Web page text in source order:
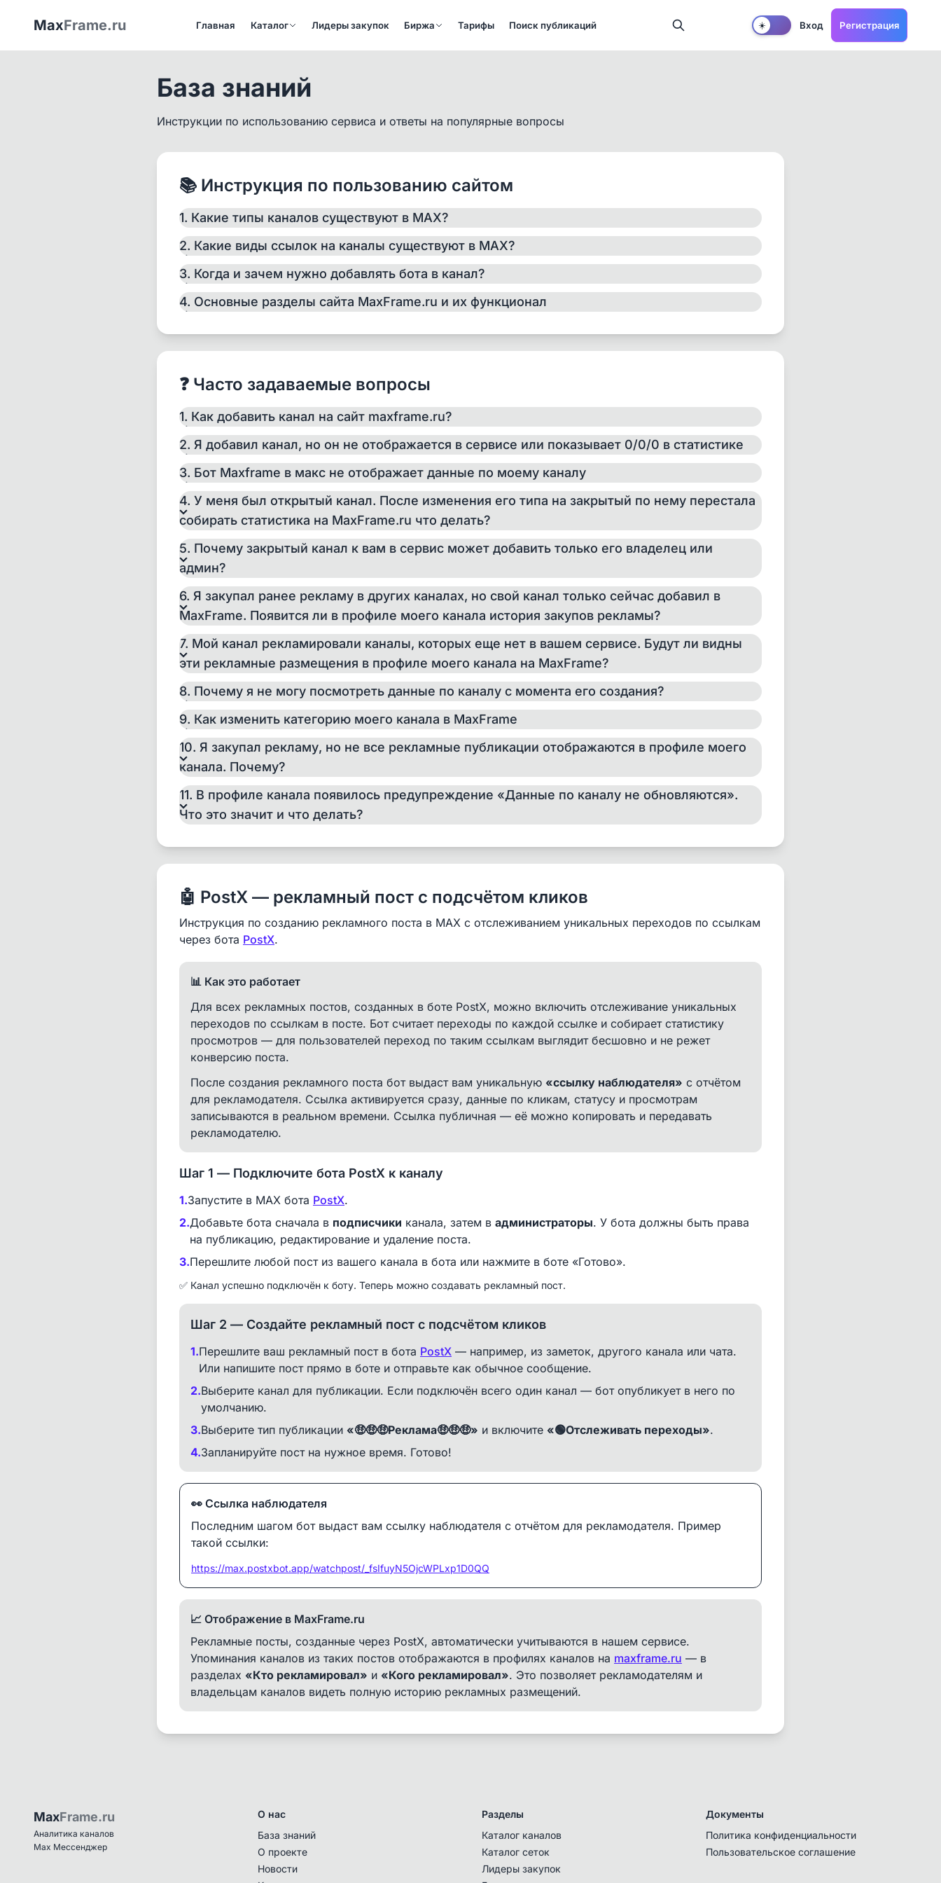
MaxFrame.ru Главная Каталог Лидеры закупок Биржа Тарифы Поиск публикаций ☀️ Вход Регистрация
База знаний
Инструкции по использованию сервиса и ответы на популярные вопросы
📚 Инструкция по пользованию сайтом
1. Какие типы каналов существуют в MAX?
Все каналы в MAX можно условно разделить на:
Приватные (закрытые)
Открытые каналы
Открытые каналы– доступны всем желающим в поиске и по прямой ссылке вида
FYRSS2YAA22rmd8wP-prCRYbSAE. Для просмотра публикаций в таких каналах необходимо
администратором данного канала – у вас появится возможность изучить его контент.
2. Какие виды ссылок на каналы существуют в MAX?
3. Когда и зачем нужно добавлять бота в канал?
4. Основные разделы сайта MaxFrame.ru и их функционал
❓ Часто задаваемые вопросы
1. Как добавить канал на сайт maxframe.ru?
2. Я добавил канал, но он не отображается в сервисе или показывает 0/0/0 в статистике
3. Бот Maxframe в макс не отображает данные по моему каналу
4. У меня был открытый канал. После изменения его типа на закрытый по нему перестала
собирать статистика на MaxFrame.ru что делать?
5. Почему закрытый канал к вам в сервис может добавить только его владелец или
админ?
6. Я закупал ранее рекламу в других каналах, но свой канал только сейчас добавил в
MaxFrame. Появится ли в профиле моего канала история закупов рекламы?
7. Мой канал рекламировали каналы, которых еще нет в вашем сервисе. Будут ли видны
эти рекламные размещения в профиле моего канала на MaxFrame?
8. Почему я не могу посмотреть данные по каналу с момента его создания?
9. Как изменить категорию моего канала в MaxFrame
10. Я закупал рекламу, но не все рекламные публикации отображаются в профиле моего
канала. Почему?
11. В профиле канала появилось предупреждение «Данные по каналу не обновляются».
Что это значит и что делать?
🤖 PostX — рекламный пост с подсчётом кликов
Инструкция по созданию рекламного поста в MAX с отслеживанием уникальных переходов по ссылкам
через бота PostX.
📊 Как это работает
Для всех рекламных постов, созданных в боте PostX, можно включить отслеживание уникальных
переходов по ссылкам в посте. Бот считает переходы по каждой ссылке и собирает статистику
просмотров — для пользователей переход по таким ссылкам выглядит бесшовно и не режет
конверсию поста.
После создания рекламного поста бот выдаст вам уникальную «ссылку наблюдателя» с отчётом
для рекламодателя. Ссылка активируется сразу, данные по кликам, статусу и просмотрам
записываются в реальном времени. Ссылка публичная — её можно копировать и передавать
рекламодателю.
Шаг 1 — Подключите бота PostX к каналу
1.Запустите в MAX бота PostX.
2.Добавьте бота сначала в подписчики канала, затем в администраторы. У бота должны быть права
на публикацию, редактирование и удаление поста.
3.Перешлите любой пост из вашего канала в бота или нажмите в боте «Готово».
✅ Канал успешно подключён к боту. Теперь можно создавать рекламный пост.
Шаг 2 — Создайте рекламный пост с подсчётом кликов
1.Перешлите ваш рекламный пост в бота PostX — например, из заметок, другого канала или чата.
Или напишите пост прямо в боте и отправьте как обычное сообщение.
2.Выберите канал для публикации. Если подключён всего один канал — бот опубликует в него по
умолчанию.
3.Выберите тип публикации «🤑🤑🤑Реклама🤑🤑🤑» и включите «🟢Отслеживать переходы».
4.Запланируйте пост на нужное время. Готово!
👀 Ссылка наблюдателя
Последним шагом бот выдаст вам ссылку наблюдателя с отчётом для рекламодателя. Пример
такой ссылки:
https://max.postxbot.app/watchpost/_fsIfuyN5OjcWPLxp1D0QQ
📈 Отображение в MaxFrame.ru
Рекламные посты, созданные через PostX, автоматически учитываются в нашем сервисе.
Упоминания каналов из таких постов отображаются в профилях каналов на maxframe.ru — в
разделах «Кто рекламировал» и «Кого рекламировал». Это позволяет рекламодателям и
владельцам каналов видеть полную историю рекламных размещений.
MaxFrame.ru
Аналитика каналов
Max Мессенджер
О нас
База знаний
О проекте
Новости
Разделы
Каталог каналов
Каталог сеток
Лидеры закупок
Документы
Политика конфиденциальности
Пользовательское соглашение